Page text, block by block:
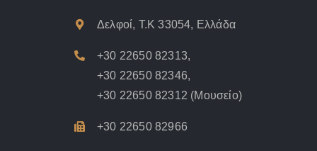
Δελφοί, Τ.Κ 33054, Ελλάδα
+30 22650 82313,
+30 22650 82346,
+30 22650 82312 (Μουσείο)
+30 22650 82966